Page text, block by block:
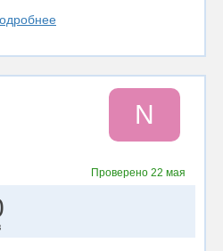
N
Проверено 22 мая